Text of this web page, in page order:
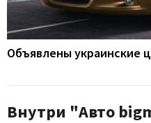
Объявлены украинские
Внутри "Авто